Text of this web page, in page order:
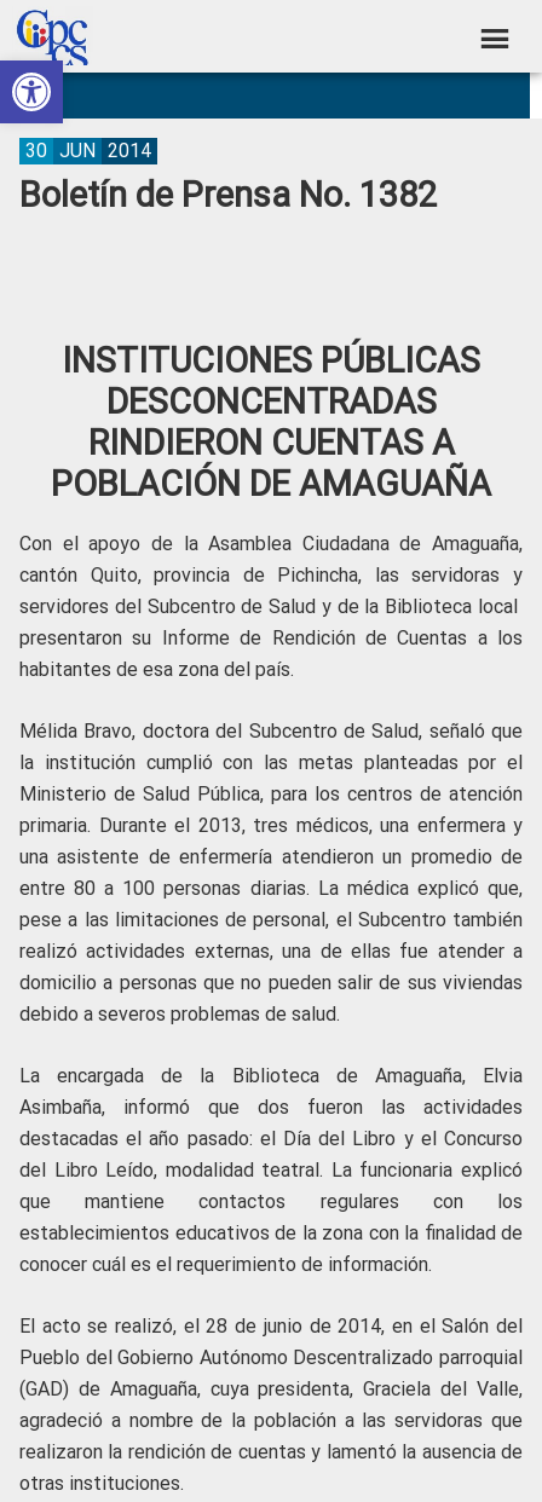
Abrir barra de herramientas
Skip
to
primary
navigation
Skip
to
main
content
Skip
to
primary
sidebar
Skip
to
footer
Consejo
de
Participación
Ciudadana
Construyendo
Poder
Ciudadano
Boletín de Prensa No. 1382
30 JUN 2014
INSTITUCIONES PÚBLICAS
DESCONCENTRADAS
RINDIERON CUENTAS A
POBLACIÓN DE AMAGUAÑA
Con el apoyo de la Asamblea Ciudadana de Amaguaña,
cantón Quito, provincia de Pichincha, las servidoras y
servidores del Subcentro de Salud y de la Biblioteca local
presentaron su Informe de Rendición de Cuentas a los
habitantes de esa zona del país.
Mélida Bravo, doctora del Subcentro de Salud, señaló que
la institución cumplió con las metas planteadas por el
Ministerio de Salud Pública, para los centros de atención
primaria. Durante el 2013, tres médicos, una enfermera y
una asistente de enfermería atendieron un promedio de
entre 80 a 100 personas diarias. La médica explicó que,
pese a las limitaciones de personal, el Subcentro también
realizó actividades externas, una de ellas fue atender a
domicilio a personas que no pueden salir de sus viviendas
debido a severos problemas de salud.
La encargada de la Biblioteca de Amaguaña, Elvia
Asimbaña, informó que dos fueron las actividades
destacadas el año pasado: el Día del Libro y el Concurso
del Libro Leído, modalidad teatral. La funcionaria explicó
que mantiene contactos regulares con los
establecimientos educativos de la zona con la finalidad de
conocer cuál es el requerimiento de información.
El acto se realizó, el 28 de junio de 2014, en el Salón del
Pueblo del Gobierno Autónomo Descentralizado parroquial
(GAD) de Amaguaña, cuya presidenta, Graciela del Valle,
agradeció a nombre de la población a las servidoras que
realizaron la rendición de cuentas y lamentó la ausencia de
otras instituciones.